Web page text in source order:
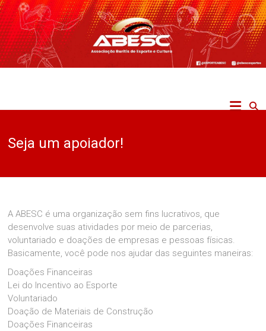
Skip
to
content
de
Esporte
Cultura
Seja um apoiador!
A ABESC é uma organização sem fins lucrativos, que
desenvolve suas atividades por meio de parcerias,
voluntariado e doações de empresas e pessoas físicas.
Basicamente, você pode nos ajudar das seguintes maneiras:
Doações Financeiras
Lei do Incentivo ao Esporte
Voluntariado
Doação de Materiais de Construção
Doações Financeiras